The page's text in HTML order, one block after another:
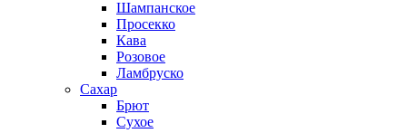
Шампанское
Просекко
Кава
Розовое
Ламбруско
Сахар
Брют
Сухое